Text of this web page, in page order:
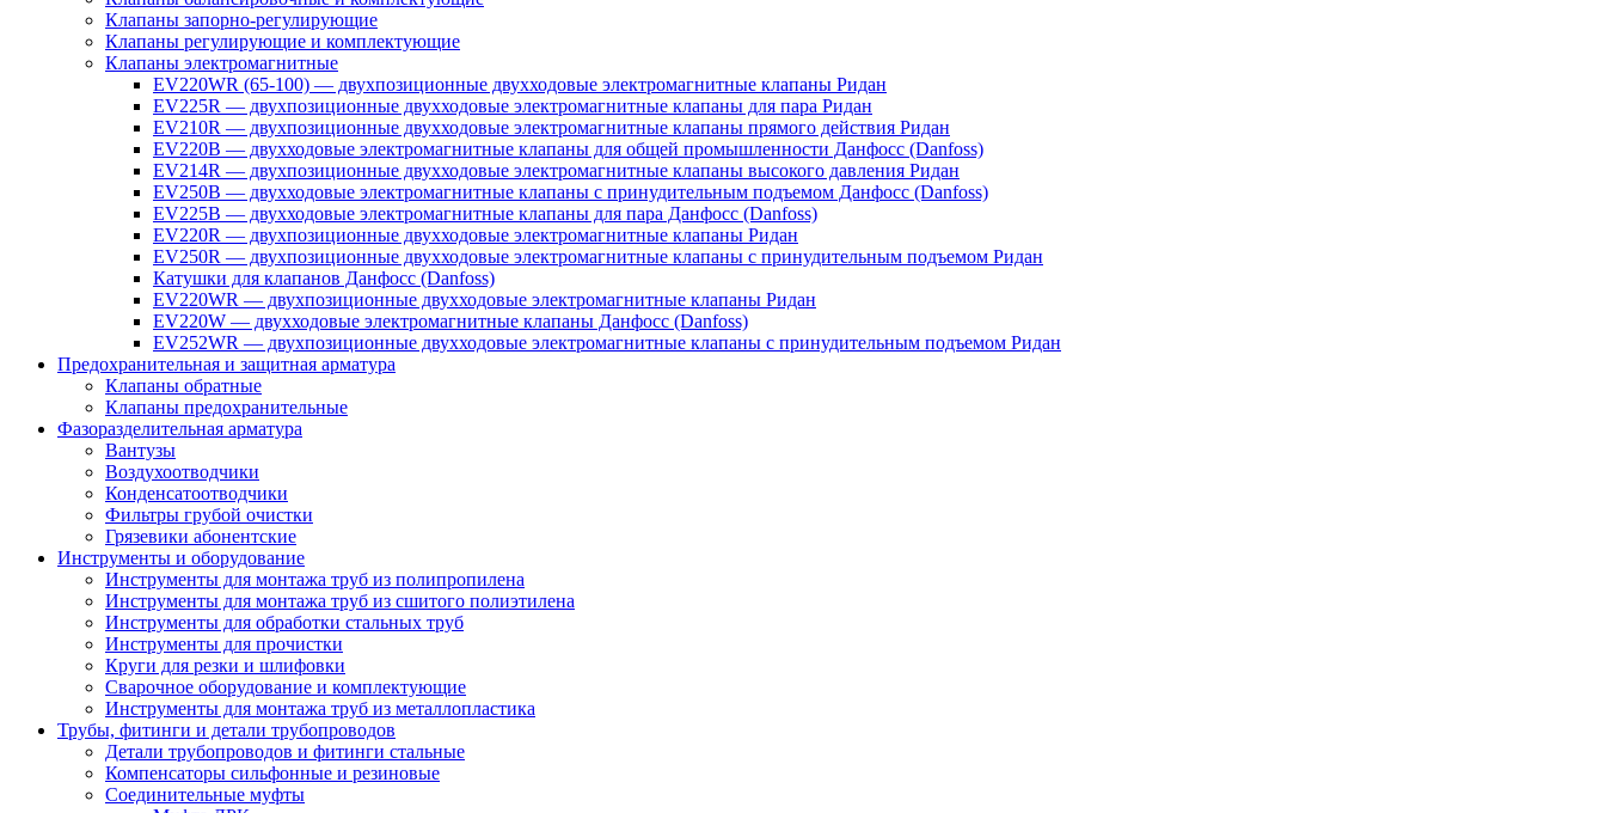
Клапаны запорно-регулирующие
Клапаны регулирующие и комплектующие
Клапаны электромагнитные
EV220WR (65-100) — двухпозиционные двухходовые электромагнитные клапаны Ридан
EV225R — двухпозиционные двухходовые электромагнитные клапаны для пара Ридан
EV210R — двухпозиционные двухходовые электромагнитные клапаны прямого действия Ридан
EV220B — двухходовые электромагнитные клапаны для общей промышленности Данфосс (Danfoss)
EV214R — двухпозиционные двухходовые электромагнитные клапаны высокого давления Ридан
EV250B — двухходовые электромагнитные клапаны с принудительным подъемом Данфосс (Danfoss)
EV225B — двухходовые электромагнитные клапаны для пара Данфосс (Danfoss)
EV220R — двухпозиционные двухходовые электромагнитные клапаны Ридан
EV250R — двухпозиционные двухходовые электромагнитные клапаны с принудительным подъемом Ридан
Катушки для клапанов Данфосс (Danfoss)
EV220WR — двухпозиционные двухходовые электромагнитные клапаны Ридан
EV220W — двухходовые электромагнитные клапаны Данфосс (Danfoss)
EV252WR — двухпозиционные двухходовые электромагнитные клапаны с принудительным подъемом Ридан
Предохранительная и защитная арматура
Клапаны обратные
Клапаны предохранительные
Фазоразделительная арматура
Вантузы
Воздухоотводчики
Конденсатоотводчики
Фильтры грубой очистки
Грязевики абонентские
Инструменты и оборудование
Инструменты для монтажа труб из полипропилена
Инструменты для монтажа труб из сшитого полиэтилена
Инструменты для обработки стальных труб
Инструменты для прочистки
Круги для резки и шлифовки
Сварочное оборудование и комплектующие
Инструменты для монтажа труб из металлопластика
Трубы, фитинги и детали трубопроводов
Детали трубопроводов и фитинги стальные
Компенсаторы сильфонные и резиновые
Соединительные муфты